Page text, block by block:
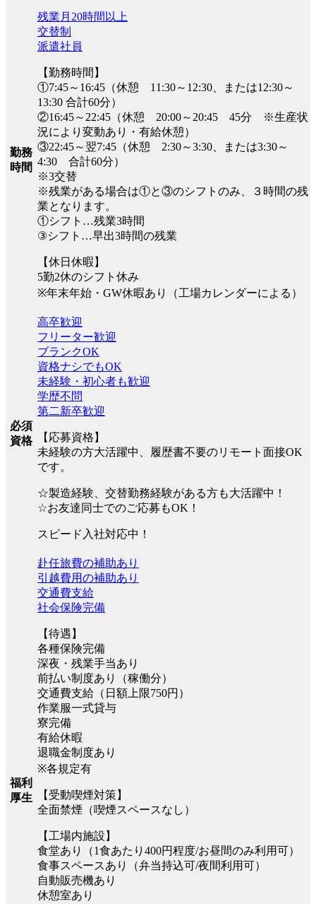
勤務
時間
残業月20時間以上
交替制
派遣社員
【勤務時間】
①7:45～16:45（休憩 11:30～12:30、または12:30～
13:30 合計60分）
②16:45～22:45（休憩 20:00～20:45 45分 ※生産状
況により変動あり・有給休憩）
③22:45～翌7:45（休憩 2:30～3:30、または3:30～
4:30 合計60分）
※3交替
※残業がある場合は①と③のシフトのみ、３時間の残
業となります。
①シフト…残業3時間
③シフト…早出3時間の残業
【休日休暇】
5勤2休のシフト休み
※年末年始・GW休暇あり（工場カレンダーによる）
必須
資格
高卒歓迎
フリーター歓迎
ブランクOK
資格ナシでもOK
未経験・初心者も歓迎
学歴不問
第二新卒歓迎
【応募資格】
未経験の方大活躍中、履歴書不要のリモート面接OK
です。
☆製造経験、交替勤務経験がある方も大活躍中！
☆お友達同士でのご応募もOK！
スピード入社対応中！
福利
厚生
赴任旅費の補助あり
引越費用の補助あり
交通費支給
社会保険完備
【待遇】
各種保険完備
深夜・残業手当あり
前払い制度あり（稼働分）
交通費支給（日額上限750円）
作業服一式貸与
寮完備
有給休暇
退職金制度あり
※各規定有
【受動喫煙対策】
全面禁煙（喫煙スペースなし）
【工場内施設】
食堂あり（1食あたり400円程度/お昼間のみ利用可）
食事スペースあり（弁当持込可/夜間利用可）
自動販売機あり
休憩室あり